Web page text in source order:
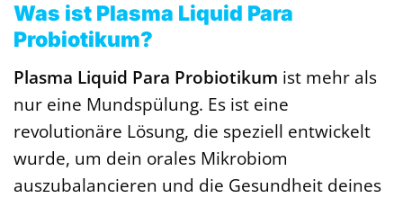
Was ist Plasma Liquid Para
Probiotikum?
Plasma Liquid Para Probiotikum ist mehr als
nur eine Mundspülung. Es ist eine
revolutionäre Lösung, die speziell entwickelt
wurde, um dein orales Mikrobiom
auszubalancieren und die Gesundheit deines